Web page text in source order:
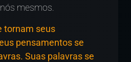
mesmos.
tornam seus
pensamentos se
Suas palavras se